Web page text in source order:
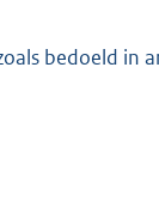
bedoeld in